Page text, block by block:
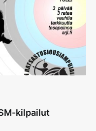
kilpailut